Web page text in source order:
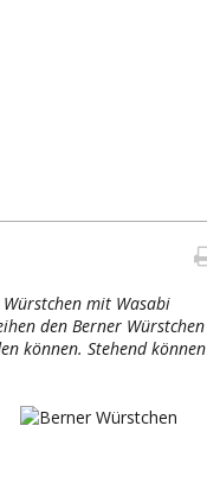
mit Wasabi
den Berner Würstchen
können. Stehend können